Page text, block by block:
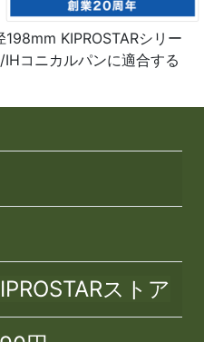
198mm KIPROSTARシリー
コニカルパンに適合する
ストア